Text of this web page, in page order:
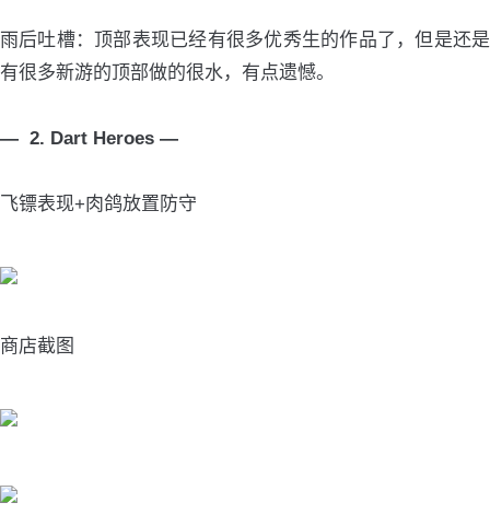
雨后吐槽：顶部表现已经有很多优秀生的作品了，但是还是
有很多新游的顶部做的很水，有点遗憾。
— 2. Dart Heroes —
飞镖表现+肉鸽放置防守
商店截图